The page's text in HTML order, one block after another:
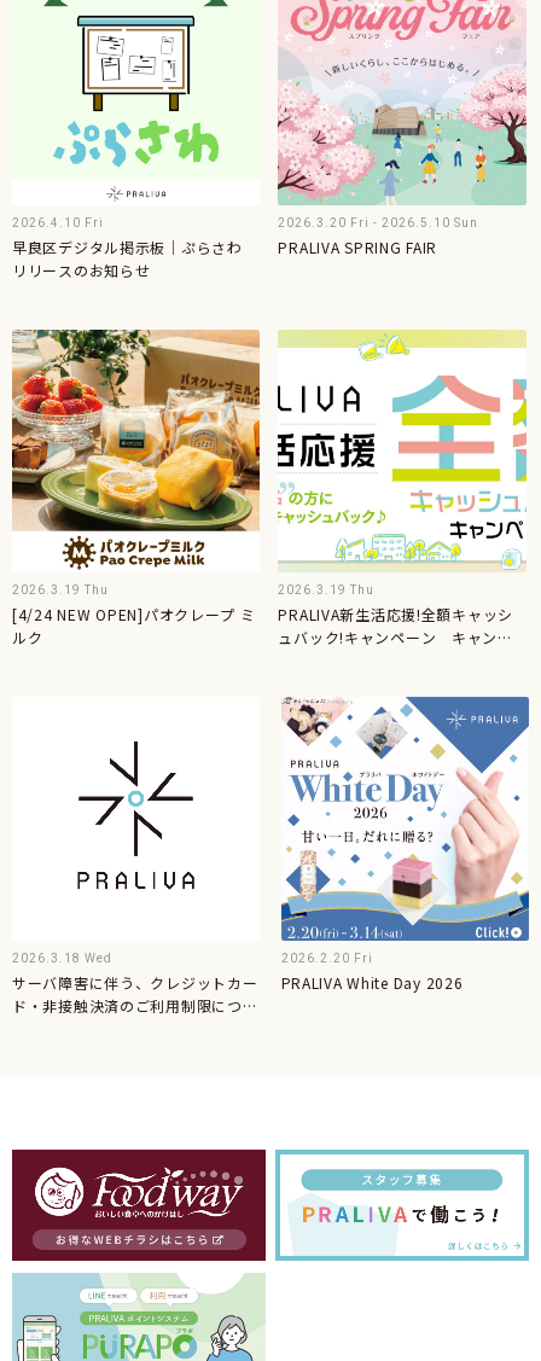
2026.4.10 Fri
早良区デジタル掲示板│ぷらさわ
リリースのお知らせ
2026.3.20 Fri - 2026.5.10 Sun
PRALIVA SPRING FAIR
2026.3.19 Thu
[4/24 NEW OPEN]パオクレープ ミ
ルク
2026.3.19 Thu
PRALIVA新生活応援!全額キャッシ
ュバック!キャンペーン キャンペ
2026.3.18 Wed
サーバ障害に伴う、クレジットカー
ド・非接触決済のご利用制限につい
2026.2.20 Fri
PRALIVA White Day 2026